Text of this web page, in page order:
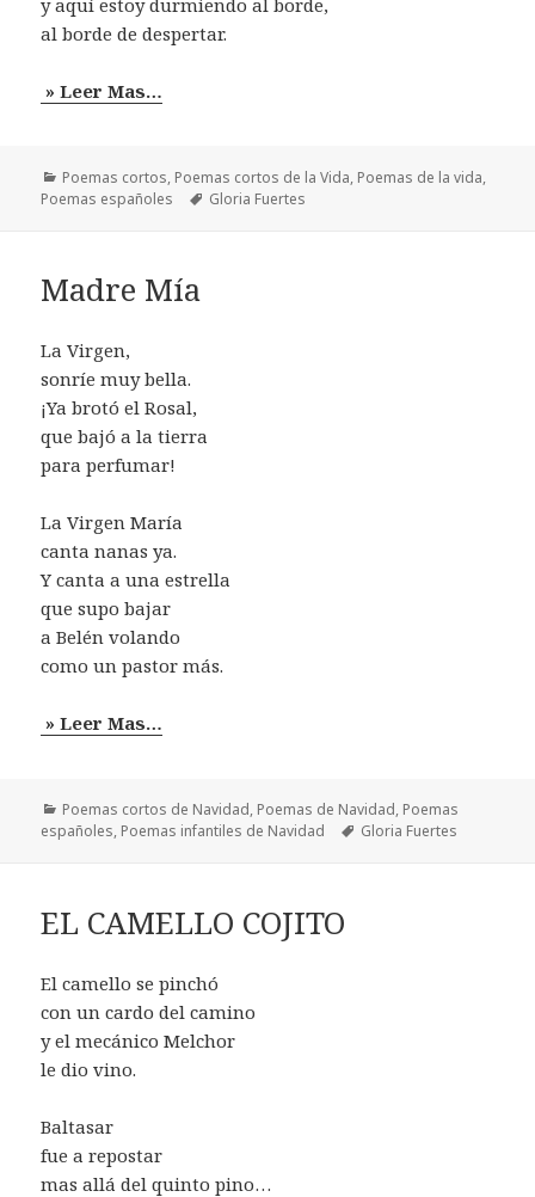
al borde de despertar.
» Leer Mas…
Categorías
Poemas cortos, Poemas cortos de la Vida, Poemas de la vida,
Poemas españoles
Etiquetas
Gloria Fuertes
Madre Mía
La Virgen,
sonríe muy bella.
¡Ya brotó el Rosal,
que bajó a la tierra
para perfumar!
La Virgen María
canta nanas ya.
Y canta a una estrella
que supo bajar
a Belén volando
como un pastor más.
» Leer Mas…
Categorías
Poemas cortos de Navidad, Poemas de Navidad, Poemas
españoles, Poemas infantiles de Navidad Etiquetas
Gloria Fuertes
EL CAMELLO COJITO
El camello se pinchó
con un cardo del camino
y el mecánico Melchor
le dio vino.
Baltasar
fue a repostar
mas allá del quinto pino…